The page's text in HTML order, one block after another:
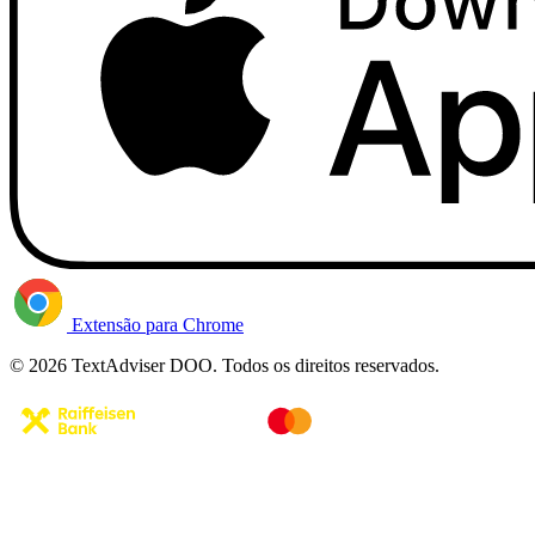
Extensão para Chrome
© 2026 TextAdviser DOO. Todos os direitos reservados.